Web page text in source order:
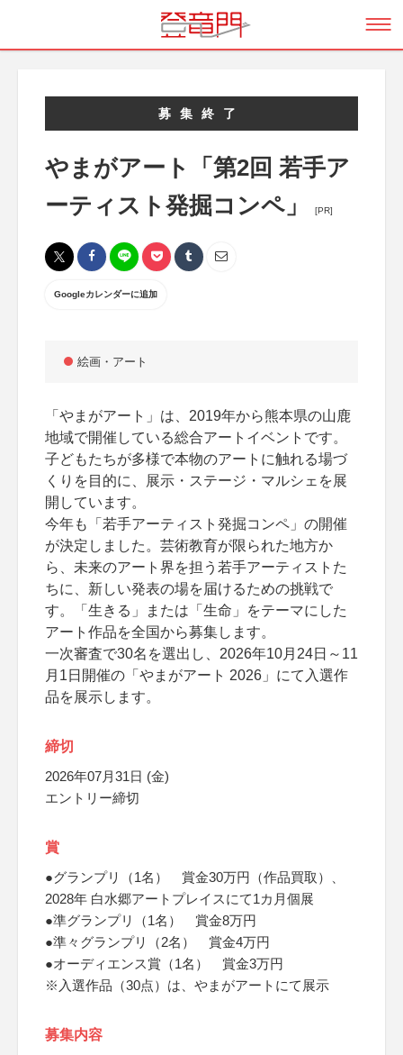
募集終了
やまがアート「第2回 若手ア
ーティスト発掘コンペ」
[PR]
Googleカレンダーに追加
絵画・アート
「やまがアート」は、2019年から熊本県の山鹿
地域で開催している総合アートイベントです。
子どもたちが多様で本物のアートに触れる場づ
くりを目的に、展示・ステージ・マルシェを展
開しています。
今年も「若手アーティスト発掘コンペ」の開催
が決定しました。芸術教育が限られた地方か
ら、未来のアート界を担う若手アーティストた
ちに、新しい発表の場を届けるための挑戦で
す。「生きる」または「生命」をテーマにした
アート作品を全国から募集します。
一次審査で30名を選出し、2026年10月24日～11
月1日開催の「やまがアート 2026」にて入選作
品を展示します。
締切
2026年07月31日 (金)
エントリー締切
賞
●グランプリ（1名） 賞金30万円（作品買取）、
2028年 白水郷アートプレイスにて1カ月個展
●準グランプリ（1名） 賞金8万円
●準々グランプリ（2名） 賞金4万円
●オーディエンス賞（1名） 賞金3万円
※入選作品（30点）は、やまがアートにて展示
募集内容